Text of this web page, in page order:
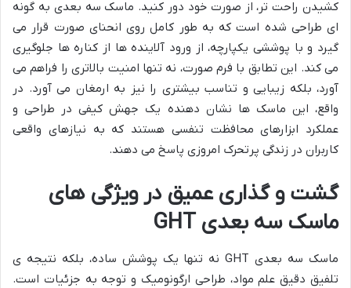
کشیدن راحت تر، از صورت خود دور کنید. ماسک سه بعدی به گونه
ای طراحی شده است که به طور کامل روی انحنای صورت قرار می
گیرد و با پوششی یکپارچه، از ورود آلاینده ها از کناره ها جلوگیری
می کند. این تطابق با فرم صورت، نه تنها امنیت بالاتری را فراهم می
آورد، بلکه زیبایی و تناسب بیشتری را نیز به ارمغان می آورد. در
واقع، این ماسک ها نشان دهنده یک جهش کیفی در طراحی و
عملکرد ابزارهای محافظت تنفسی هستند که به نیازهای واقعی
کاربران در زندگی پرتحرک امروزی پاسخ می دهند.
گشت و گذاری عمیق در ویژگی های
ماسک سه بعدی GHT
ماسک سه بعدی GHT نه تنها یک پوشش ساده، بلکه نتیجه ی
تلفیق دقیق علم مواد، طراحی ارگونومیک و توجه به جزئیات است.